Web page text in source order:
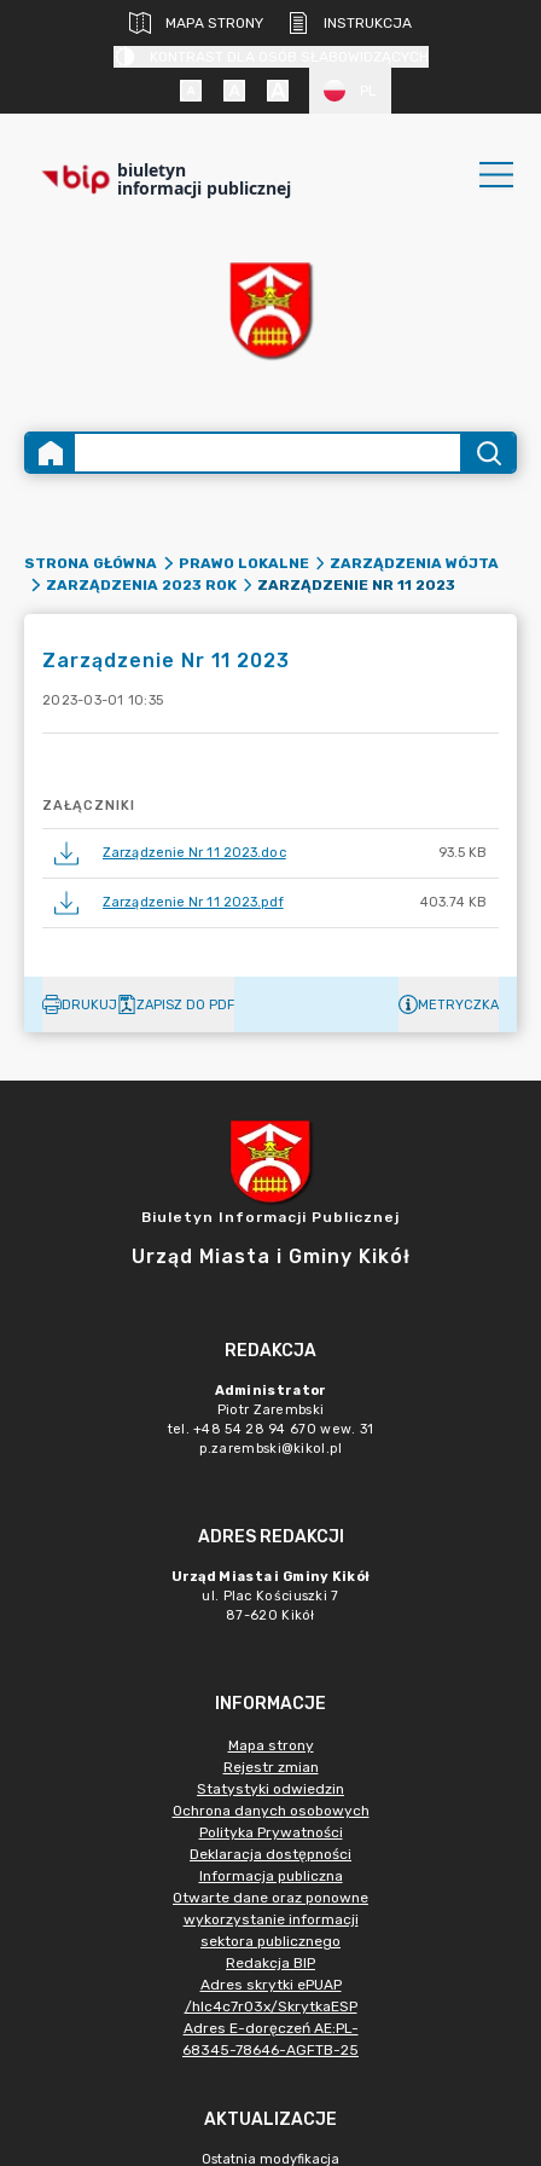
MAPA STRONY
INSTRUKCJA
biuletyn
informacji publicznej
STRONA GŁÓWNA PRAWO LOKALNE
ZARZĄDZENIA WÓJTA
ZARZĄDZENIA 2023 ROK
ZARZĄDZENIE NR 11 2023
Zarządzenie Nr 11 2023
2023-03-01 10:35
ZAŁĄCZNIKI
Zarządzenie Nr 11 2023.doc 93.5 KB
Zarządzenie Nr 11 2023.pdf 403.74 KB
DRUKUJ ZAPISZ DO PDF METRYCZKA
Biuletyn Informacji Publicznej
Urząd Miasta i Gminy Kikół
REDAKCJA
Administrator
Piotr Zarembski
tel. +48 54 28 94 670 wew. 31
p.zarembski@kikol.pl
ADRES REDAKCJI
Urząd Miasta i Gminy Kikół
ul. Plac Kościuszki 7
87-620 Kikół
INFORMACJE
Mapa strony
Rejestr zmian
Statystyki odwiedzin
Ochrona danych osobowych
Polityka Prywatności
Deklaracja dostępności
Informacja publiczna
Otwarte dane oraz ponowne
wykorzystanie informacji
sektora publicznego
Redakcja BIP
Adres skrytki ePUAP
/hlc4c7r03x/SkrytkaESP
Adres E-doręczeń AE:PL-
68345-78646-AGFTB-25
AKTUALIZACJE
Ostatnia modyfikacja